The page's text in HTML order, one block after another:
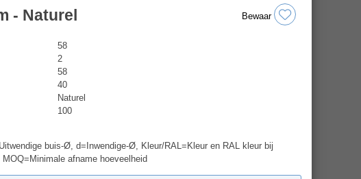
- Naturel Bewaar
58
2
58
40
Naturel
100
buis-Ø, d=Inwendige-Ø, Kleur/RAL=Kleur en RAL kleur bij
afname hoeveelheid